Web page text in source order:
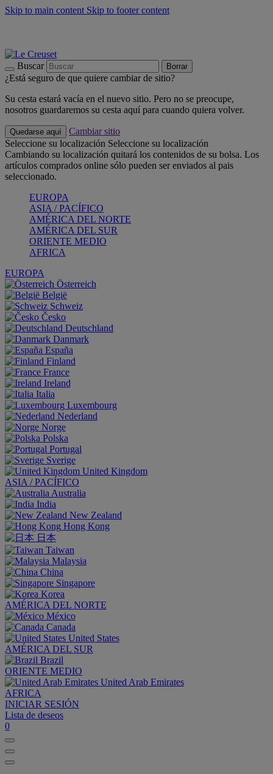
Skip to main content Skip to footer content
Buscar Borrar
¿Está seguro de que quiere cambiar de sitio?
Su cesta estará vacía en el nuevo sitio. Pero no se preocupe,
nosotros guardaremos su cesta aquí para cuando quiera volver.
Quedarse aquí
Cambiar sitio
Seleccione su localización Seleccione su localización
Cambiando su localización quitará los contenidos de su bolsa. Los
artículos comprados online sólo pueden ser enviados al pais
seleccionado.
EUROPA
ASIA / PACÍFICO
AMÉRICA DEL NORTE
AMÉRICA DEL SUR
ORIENTE MEDIO
AFRICA
EUROPA
Österreich
België
Schweiz
Česko
Deutschland
Danmark
España
Finland
France
Ireland
Italia
Luxembourg
Nederland
Norge
Polska
Portugal
Sverige
United Kingdom
ASIA / PACÍFICO
Australia
India
New Zealand
Hong Kong
日本
Taiwan
Malaysia
China
Singapore
Korea
AMÉRICA DEL NORTE
México
Canada
United States
AMÉRICA DEL SUR
Brazil
ORIENTE MEDIO
United Arab Emirates
AFRICA
INICIAR SESIÓN
Lista de deseos
0